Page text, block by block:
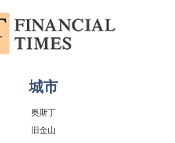
城市
奥斯丁
旧金山